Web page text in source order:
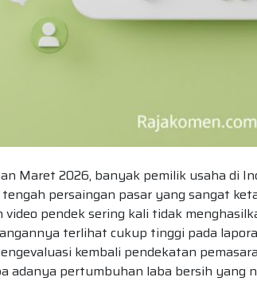
Maret 2026, banyak pemilik usaha di
persaingan pasar yang sangat
pendek sering kali tidak
terlihat cukup tinggi pada
kembali pendekatan
adanya pertumbuhan laba bersih yang